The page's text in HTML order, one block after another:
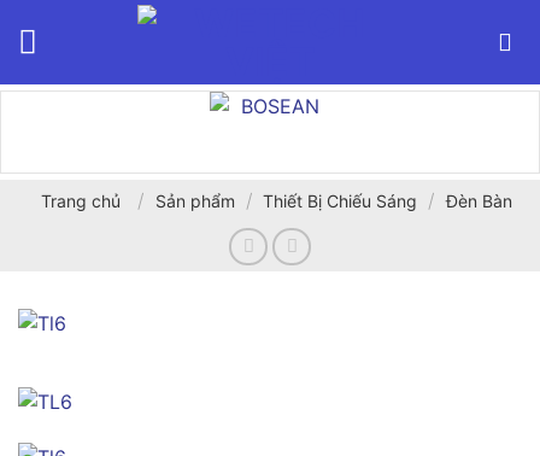
Trang chủ / Sản phẩm / Thiết Bị Chiếu Sáng / Đèn Bàn